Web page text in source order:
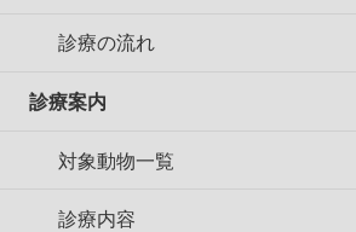
診療の流れ
診療案内
対象動物一覧
診療内容